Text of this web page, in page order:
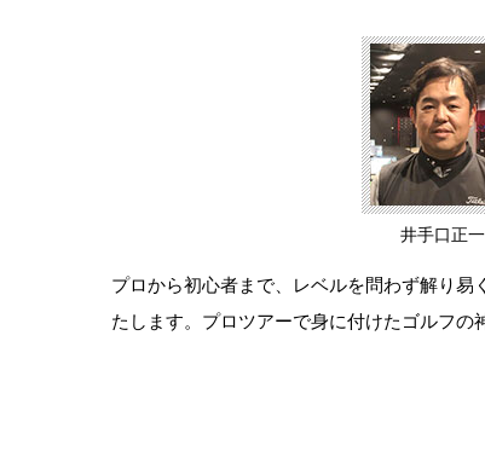
井手口正一
プロから初心者まで、レベルを問わず解り易
たします。プロツアーで身に付けたゴルフの